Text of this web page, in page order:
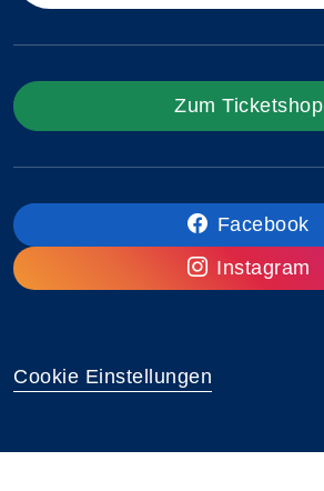
Zum Ticketshop
Facebook
Instagram
Cookie Einstellungen